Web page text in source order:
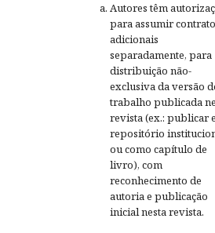
Autores têm
para assumir
adicionais
separadamente, para
distribuição não-
exclusiva da versão
trabalho publicada
revista (ex.: publicar
repositório
ou como capítulo de
livro), com
reconhecimento de
autoria e publicação
inicial nesta revista.